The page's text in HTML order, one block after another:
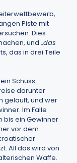
Piste mit
Dies
und „das
das in drei Teile
Schuss
darunter
geläuft, und wer
Im Falle
bis ein Gewinner
vor dem
All das wird von
Waffe.